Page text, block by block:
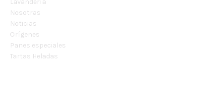
Lavandería
Nosotras
Noticias
Orígenes
Panes especiales
Tartas Heladas